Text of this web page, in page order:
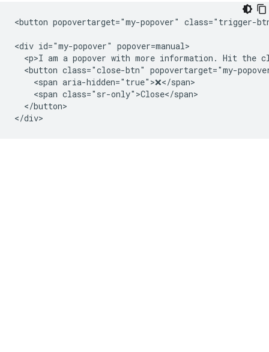
<button popovertarget="my-popover" class="trigger-
<div id="my-popover" popover=manual>
<p>I am a popover with more information. Hit the
<button class="close-btn" popovertarget="my-
    <span aria-hidden="true">❌</span>
    <span class="sr-only">Close</span>
  </button>